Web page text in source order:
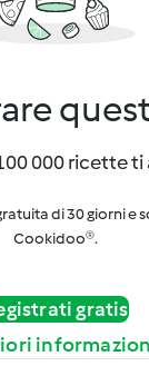
000 ricette
di 30 giorni e
Cookidoo®.
gratis